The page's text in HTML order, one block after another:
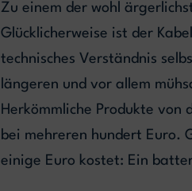
Zu einem der wohl
Glücklicherweise ist der
technisches Verständnis
längeren und vor allem
Herkömmliche Produkte
bei mehreren hundert Euro.
einige Euro kostet: Ein